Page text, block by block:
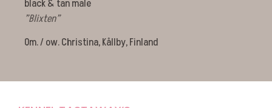
black & tan male
”Blixten”
Om. / ow. Christina, Kållby, Finland